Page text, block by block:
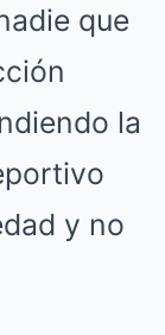
que
la
y no